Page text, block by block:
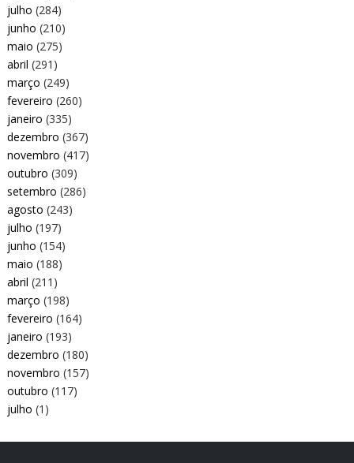
julho (284)
junho (210)
maio (275)
abril (291)
março (249)
fevereiro (260)
janeiro (335)
dezembro (367)
novembro (417)
outubro (309)
setembro (286)
agosto (243)
julho (197)
junho (154)
maio (188)
abril (211)
março (198)
fevereiro (164)
janeiro (193)
dezembro (180)
novembro (157)
outubro (117)
julho (1)